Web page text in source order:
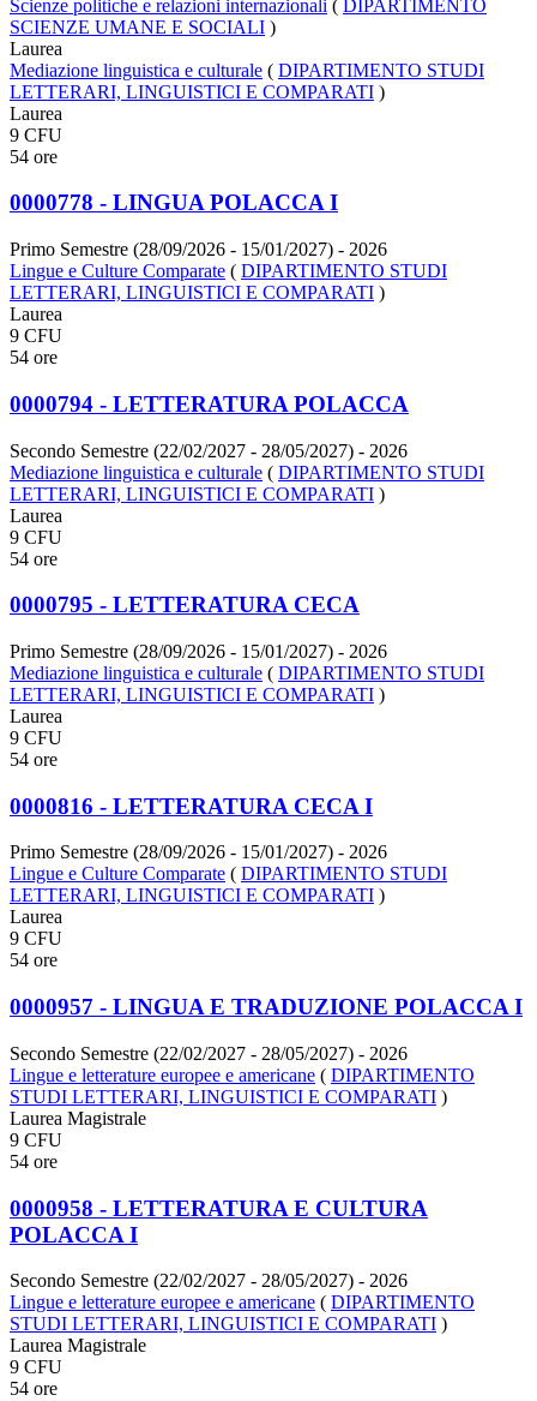
Scienze politiche e relazioni internazionali (
DIPARTIMENTO
SCIENZE UMANE E SOCIALI )
Laurea
Mediazione linguistica e culturale ( DIPARTIMENTO STUDI
LETTERARI, LINGUISTICI E COMPARATI )
Laurea
9 CFU
54 ore
0000778 - LINGUA POLACCA I
Primo Semestre (28/09/2026 - 15/01/2027) - 2026
Lingue e Culture Comparate ( DIPARTIMENTO STUDI
LETTERARI, LINGUISTICI E COMPARATI )
Laurea
9 CFU
54 ore
0000794 - LETTERATURA POLACCA
Secondo Semestre (22/02/2027 - 28/05/2027) - 2026
Mediazione linguistica e culturale ( DIPARTIMENTO STUDI
LETTERARI, LINGUISTICI E COMPARATI )
Laurea
9 CFU
54 ore
0000795 - LETTERATURA CECA
Primo Semestre (28/09/2026 - 15/01/2027) - 2026
Mediazione linguistica e culturale ( DIPARTIMENTO STUDI
LETTERARI, LINGUISTICI E COMPARATI )
Laurea
9 CFU
54 ore
0000816 - LETTERATURA CECA I
Primo Semestre (28/09/2026 - 15/01/2027) - 2026
Lingue e Culture Comparate ( DIPARTIMENTO STUDI
LETTERARI, LINGUISTICI E COMPARATI )
Laurea
9 CFU
54 ore
0000957 - LINGUA E TRADUZIONE POLACCA I
Secondo Semestre (22/02/2027 - 28/05/2027) - 2026
Lingue e letterature europee e americane ( DIPARTIMENTO
STUDI LETTERARI, LINGUISTICI E COMPARATI )
Laurea Magistrale
9 CFU
54 ore
0000958 - LETTERATURA E CULTURA
POLACCA I
Secondo Semestre (22/02/2027 - 28/05/2027) - 2026
Lingue e letterature europee e americane ( DIPARTIMENTO
STUDI LETTERARI, LINGUISTICI E COMPARATI )
Laurea Magistrale
9 CFU
54 ore